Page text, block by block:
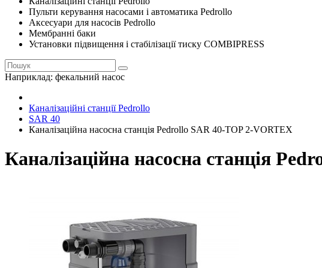
Пульти керування насосами і автоматика Pedrollo
Аксесуари для насосів Pedrollo
Мембранні баки
Установки підвищення і стабілізації тиску COMBIPRESS
Наприклад: фекальний насос
Каналізаційні станції Pedrollo
SAR 40
Каналізаційна насосна станція Pedrollo SAR 40-TOP 2-VORTEX
Каналізаційна насосна станція